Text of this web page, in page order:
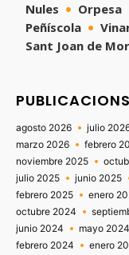
Nules
Orpesa
Peñíscola
Sant Joan de
PUBLICACIONS
agosto 2026 julio
marzo 2026
febrero
noviembre 2025
julio 2025
junio 2025
febrero 2025
enero
octubre 2024
junio 2024
mayo 2024
febrero 2024
enero